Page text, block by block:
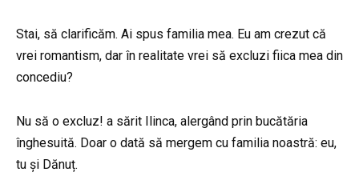
Stai, să clarificăm. Ai spus familia mea. Eu am crezut că
vrei romantism, dar în realitate vrei să excluzi fiica mea din
concediu?
Nu să o excluz! a sărit Ilinca, alergând prin bucătăria
înghesuită. Doar o dată să mergem cu familia noastră: eu,
tu și Dănuț.